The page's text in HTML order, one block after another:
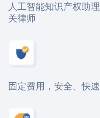
人工智能知识产权助
关律师
固定费用，安全、快